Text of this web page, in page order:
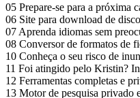
05 Prepare-se para a próxima
06 Site para download de
07 Aprenda idiomas sem
08 Conversor de formatos de
10 Conheça o seu risco de
11 Foi atingido pelo Kristin?
12 Ferramentas completas e
13 Motor de pesquisa privado